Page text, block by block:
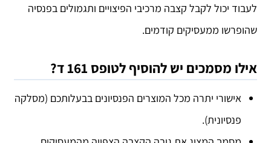
לעבוד יכול לקבל קצבה מרכיבי הפיצויים ותגמולים בפנסיה
שהופרשו ממעסיקים קודמים.
אילו מסמכים יש להוסיף לטופס 161 ד?
אישורי יתרה מכל המוצרים הפנסיונים בבעלותכם (מסלקה
פנסיונית).